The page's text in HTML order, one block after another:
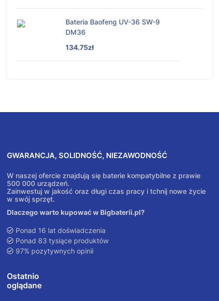
Bateria Baofeng UV-36 SW-9
DM36
134.75zł
GWARANCJA, SOLIDNOŚĆ, NIEZAWODNOŚĆ
W naszej ofercie znajdują się baterie kompatybilne z prawie
500 000 urządzeń.
Zainwestuj w jakość oraz długi czas pracy i tchnij nowe życie
w swój sprzęt.
Dlaczego warto kupować w Bigbaterii.pl?
Ponad 16 lat doświadczenia
Ponad 83 tysiące produktów
97% pozytywnych opinii
Ostatnio
oglądane